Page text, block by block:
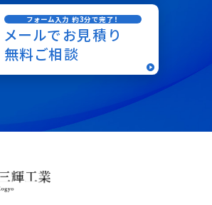
フォーム入力 約3分で完了！
メールでお見積り
無料ご相談